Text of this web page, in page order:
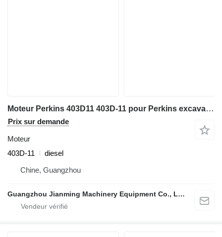
Moteur Perkins 403D11 403D-11 pour Perkins excavator
Prix sur demande
Moteur
403D-11
diesel
Chine, Guangzhou
Guangzhou Jianming Machinery Equipment Co., Ltd.